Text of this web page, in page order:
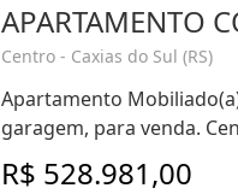
APARTAMENTO
Centro - Caxias do Sul (RS)
Apartamento
garagem, para venda.
R$ 528.981,00